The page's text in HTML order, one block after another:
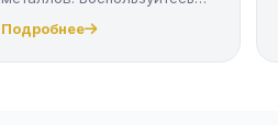
Подробнее